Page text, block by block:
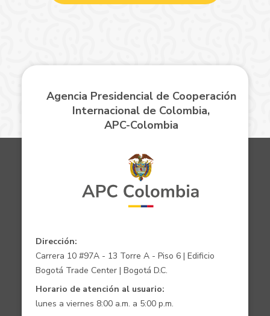
Agencia Presidencial de Cooperación
Internacional de Colombia,
APC-Colombia
Dirección:
Carrera 10 #97A - 13 Torre A - Piso 6 | Edificio
Bogotá Trade Center | Bogotá D.C.
Horario de atención al usuario:
lunes a viernes 8:00 a.m. a 5:00 p.m.